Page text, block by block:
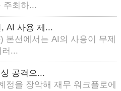
주최하...
AI 사용 제...
본선에서는 AI의 사용이 무제
...
공격으...
정을 장악해 재무 워크플로에